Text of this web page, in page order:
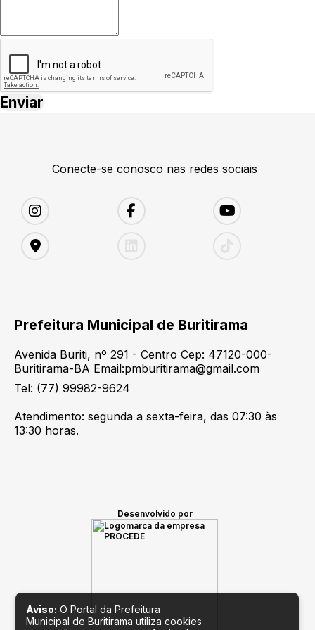
Conecte-se conosco nas redes sociais
Prefeitura Municipal de Buritirama
Avenida Buriti, nº 291 - Centro Cep: 47120-000-
Buritirama-BA Email:pmburitirama@gmail.com
Tel: (77) 99982-9624
Atendimento: segunda a sexta-feira, das 07:30 às
13:30 horas.
Desenvolvido por
Aviso: O Portal da Prefeitura
Municipal de Buritirama utiliza cookies